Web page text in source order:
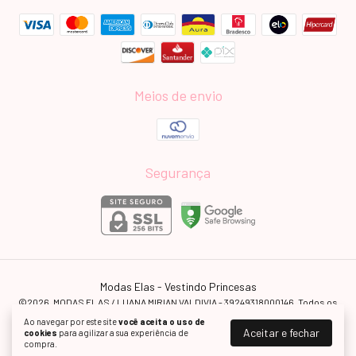
Ao navegar por este sitevocê aceita o uso de
cookies para agilizar a sua experiência de
compra.
Aceitar e fechar
Meios de envio
Segurança
Modas Elas - Vestindo Princesas
©2026. MODAS ELAS / LUANA MIRIAN VALDIVIA - 39249318000146. Todos os